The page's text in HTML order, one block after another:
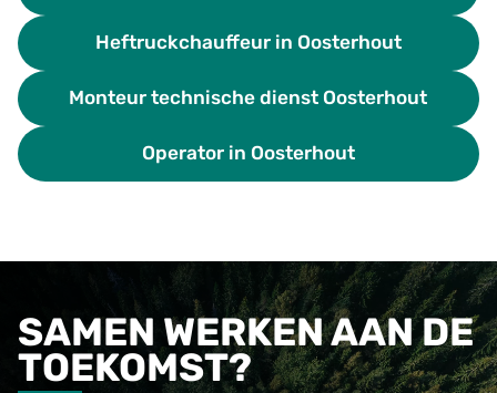
Heftruckchauffeur in Oosterhout
Monteur technische dienst Oosterhout
Operator in Oosterhout
SAMEN WERKEN AAN DE
TOEKOMST?